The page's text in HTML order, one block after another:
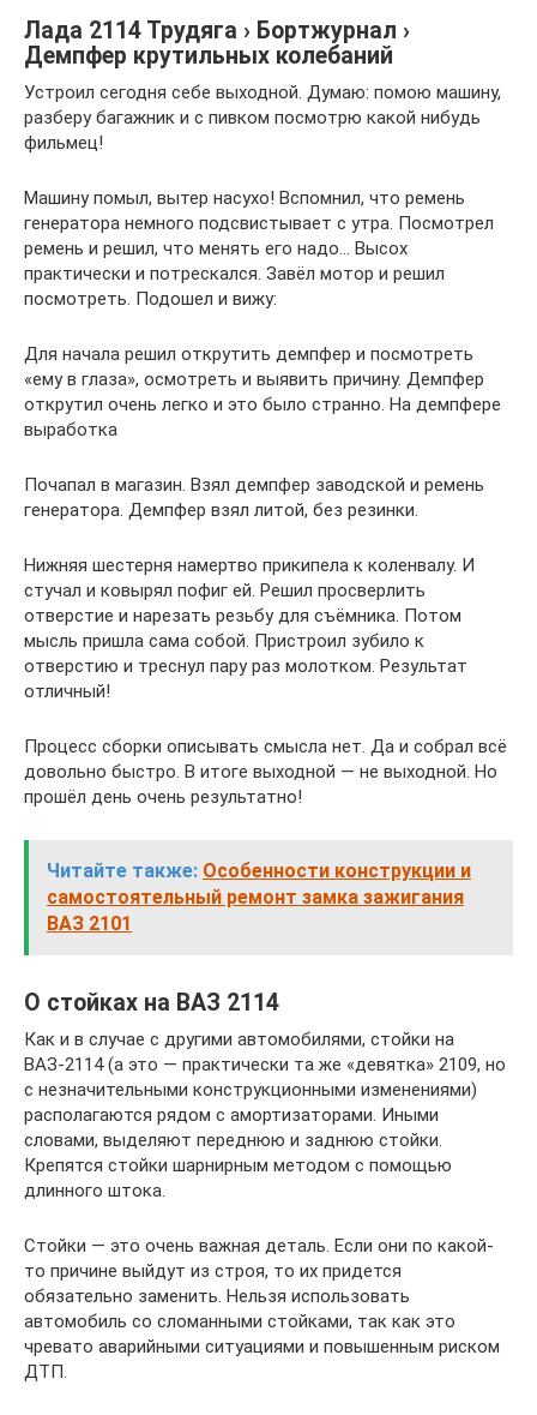
Лада 2114 Трудяга › Бортжурнал ›
Демпфер крутильных колебаний
Устроил сегодня себе выходной. Думаю: помою машину,
разберу багажник и с пивком посмотрю какой нибудь
фильмец!
Машину помыл, вытер насухо! Вспомнил, что ремень
генератора немного подсвистывает с утра. Посмотрел
ремень и решил, что менять его надо… Высох
практически и потрескался. Завёл мотор и решил
посмотреть. Подошел и вижу:
Для начала решил открутить демпфер и посмотреть
«ему в глаза», осмотреть и выявить причину. Демпфер
открутил очень легко и это было странно. На демпфере
выработка
Почапал в магазин. Взял демпфер заводской и ремень
генератора. Демпфер взял литой, без резинки.
Нижняя шестерня намертво прикипела к коленвалу. И
стучал и ковырял пофиг ей. Решил просверлить
отверстие и нарезать резьбу для съёмника. Потом
мысль пришла сама собой. Пристроил зубило к
отверстию и треснул пару раз молотком. Результат
отличный!
Процесс сборки описывать смысла нет. Да и собрал всё
довольно быстро. В итоге выходной — не выходной. Но
прошёл день очень результатно!
Читайте также: Особенности конструкции и
самостоятельный ремонт замка зажигания
ВАЗ 2101
О стойках на ВАЗ 2114
Как и в случае с другими автомобилями, стойки на
ВАЗ-2114 (а это — практически та же «девятка» 2109, но
с незначительными конструкционными изменениями)
располагаются рядом с амортизаторами. Иными
словами, выделяют переднюю и заднюю стойки.
Крепятся стойки шарнирным методом с помощью
длинного штока.
Стойки — это очень важная деталь. Если они по какой-
то причине выйдут из строя, то их придется
обязательно заменить. Нельзя использовать
автомобиль со сломанными стойками, так как это
чревато аварийными ситуациями и повышенным риском
ДТП.